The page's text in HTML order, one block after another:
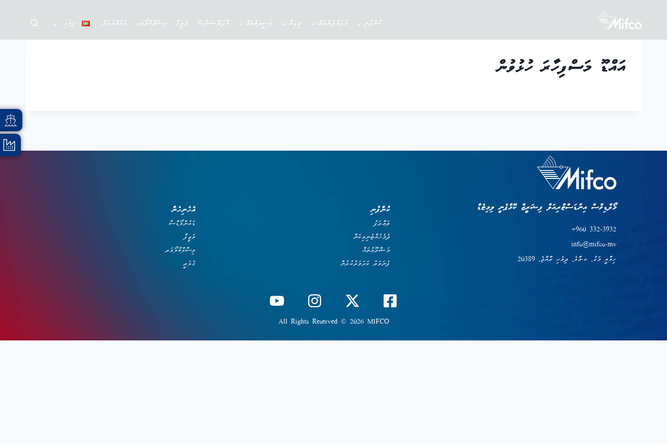
ކުންފުނި އުފެއްދުންތައް މީޑިއާ ވަސީލަތްތައް އޮޕަރޭޝަންސް ވަޒީފާ ވިސްލްބްލޯވަރ ގުޅުއްވުމަށް ދިވެހި
އައްޑޫ މަސްފިހާރަ ހުޅުވުން
މޯލްޑިވްސް އިންޑަސްޓްރިއަލް ފިޝަރީޒް ކޮމްޕެނީ ލިމިޓެޑް
+960 332-3932
info@mifco.mv
ހިލާލީ މަގު, ކ.މާލެ, ދިވެހި ރާއްޖެ, 20389
ކުންފުނި
ތަޢާރަފު
ދެމެހެއްޓެނިވިކަން
މަޝްރޫޢުތައް
ފެނަވަރު ކަށަވަރުކުރުން
އެހެނިހެން
ޑައުންލޯޑްސް
ވަޒީފާ
ވިސްލްބްލޯވަރ
ގެލަރީ
All Rights Reserved © 2026 MIFCO